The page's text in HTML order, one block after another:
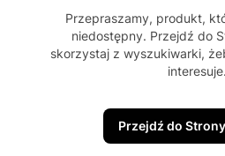
Przepraszamy, produkt,
niedostępny. Przejdź do
skorzystaj z wyszukiwarki,
interesuje.
Przejdź do